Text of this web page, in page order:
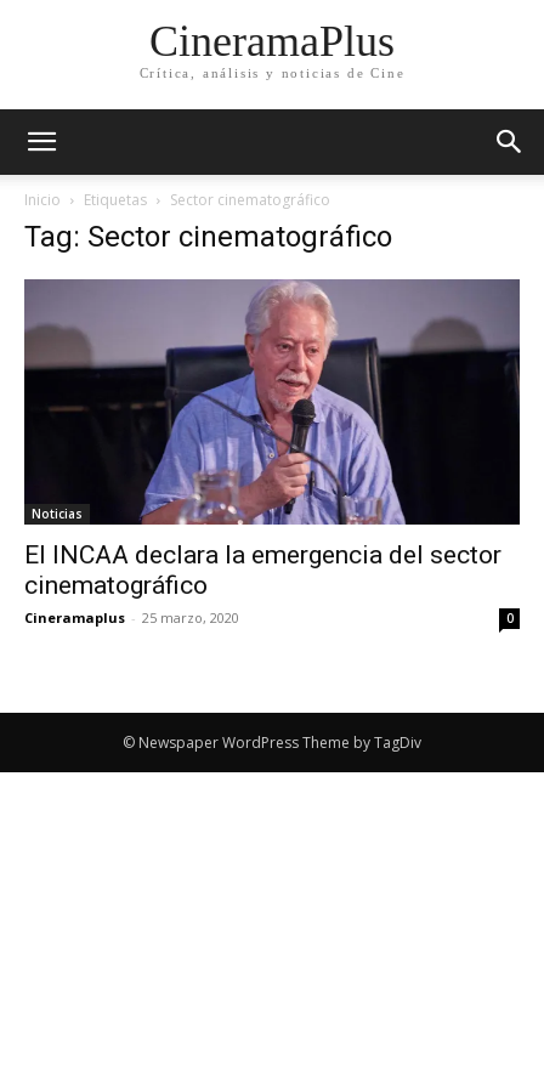
CineramaPlus
Crítica, análisis y noticias de Cine
Inicio Etiquetas Sector cinematográfico
Tag: Sector cinematográfico
Noticias
El INCAA declara la emergencia del sector
cinematográfico
Cineramaplus - 25 marzo, 2020 0
© Newspaper WordPress Theme by TagDiv